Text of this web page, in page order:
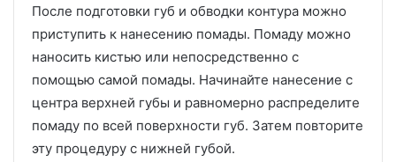
После подготовки губ и обводки контура можно
приступить к нанесению помады. Помаду можно
наносить кистью или непосредственно с
помощью самой помады. Начинайте нанесение с
центра верхней губы и равномерно распределите
помаду по всей поверхности губ. Затем повторите
эту процедуру с нижней губой.